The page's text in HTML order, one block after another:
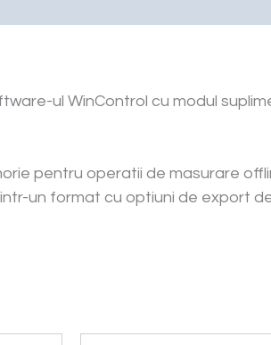
ul WinControl cu modul
pentru operatii de masurare
un format cu optiuni de export